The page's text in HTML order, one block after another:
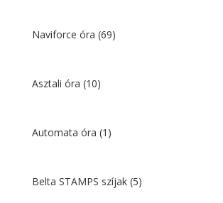
Naviforce óra (69)
Asztali óra (10)
Automata óra (1)
Belta STAMPS szíjak (5)